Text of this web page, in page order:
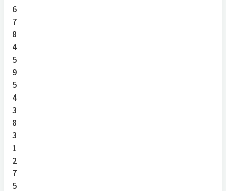
6
7
8
4
5
9
5
4
3
8
3
1
2
7
5